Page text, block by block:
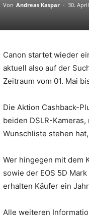
Von Andreas Kaspar - 30.
Canon startet wieder
aktuell also auf der
Zeitraum vom 01. Mai
Die Aktion Cashback-
beiden DSLR-
Wunschliste stehen
Wer hingegen mit dem
sowie der EOS 5D
erhalten Käufer ein
Alle weiteren